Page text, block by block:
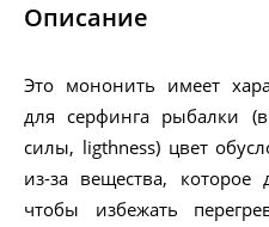
Описание
Это мононить имеет
для серфинга рыбалки
силы, ligthness) цвет
из-за вещества,
чтобы избежать